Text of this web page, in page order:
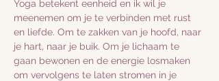
Yoga betekent eenheid en ik wil je
meenemen om je te verbinden met rust
en liefde. Om te zakken van je hoofd, naar
je hart, naar je buik. Om je lichaam te
gaan bewonen en de energie losmaken
om vervolgens te laten stromen in je